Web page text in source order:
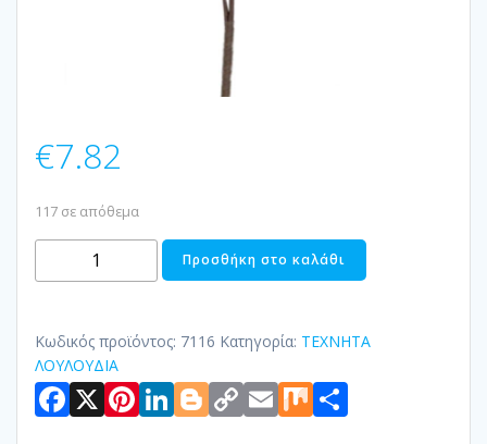
€7.82
117 σε απόθεμα
ΜΕ
ΜΩΒ-
ΡΟΖ
ποσότητα
Προσθήκη στο καλάθι
Κωδικός προϊόντος: 7116 Κατηγορία: ΤΕΧΝΗΤΑ
ΛΟΥΛΟΥΔΙΑ
Facebook
X Pinterest
LinkedIn
Blogger
Copy
Link
Email
Mix